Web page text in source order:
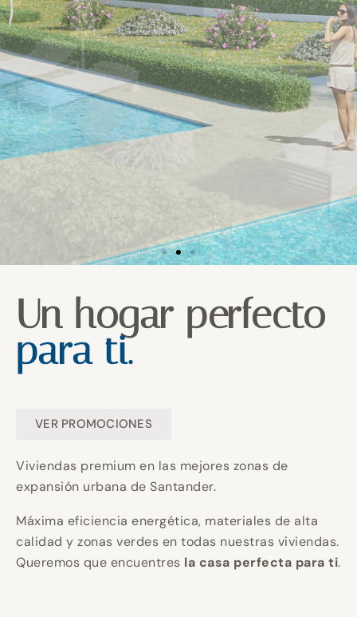
Construyendo
tu hogar en
CANTABRIA.
Invierte en
calidad y
eficiencia
energética
para un
Un hogar
perfecto
para ti.
Construyendo
tu hogar en
CANTABRIA.
Invierte en
calidad y
eficiencia
energética
para un
Un hogar
perfecto
para ti.
Construyendo
tu hogar en
CANTABRIA.
Invierte en
calidad y
eficiencia
energética
para un
Un hogar
perfecto
para ti.
Un hogar perfecto
para ti.
VER PROMOCIONES
Viviendas premium en las mejores zonas de
expansión urbana de Santander.
Máxima eficiencia energética, materiales de alta
calidad y zonas verdes en todas nuestras viviendas.
Queremos que encuentres la casa perfecta para ti.